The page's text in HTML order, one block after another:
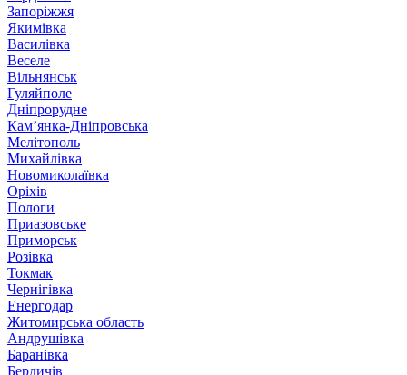
Запоріжжя
Якимівка
Василівка
Веселе
Вільнянськ
Гуляйполе
Дніпрорудне
Кам’янка-Дніпровська
Мелітополь
Михайлівка
Новомиколаївка
Оріхів
Пологи
Приазовське
Приморськ
Розівка
Токмак
Чернігівка
Енергодар
Житомирська область
Андрушівка
Баранівка
Бердичів